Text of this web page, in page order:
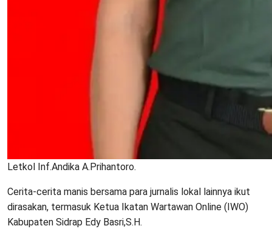
Letkol Inf.Andika A.Prihantoro.
Cerita-cerita manis bersama para jurnalis lokal lainnya ikut
dirasakan, termasuk Ketua Ikatan Wartawan Online (IWO)
Kabupaten Sidrap Edy Basri,S.H.